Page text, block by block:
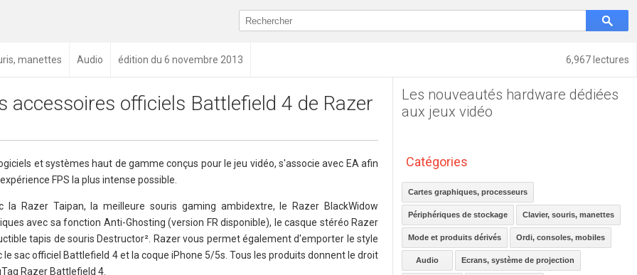
6,967 lectures
manettes Audio édition du 6 novembre 2013
accessoires officiels Battlefield 4 de Razer
et systèmes haut de gamme conçus pour le jeu vidéo, s'associe avec EA afin
FPS la plus intense possible.
la Razer Taipan, la meilleure souris gaming ambidextre, le Razer BlackWidow
avec sa fonction Anti-Ghosting (version FR disponible), le casque stéréo Razer
tapis de souris Destructor². Razer vous permet également d'emporter le style
sac officiel Battlefield 4 et la coque iPhone 5/5s. Tous les produits donnent le droit
Razer Battlefield 4.
Les nouveautés hardware dédiées
aux jeux vidéo
Catégories
Cartes graphiques, processeurs
Périphériques de stockage Clavier, souris, manettes
Mode et produits dérivés Ordi, consoles, mobiles
Audio Ecrans, système de projection